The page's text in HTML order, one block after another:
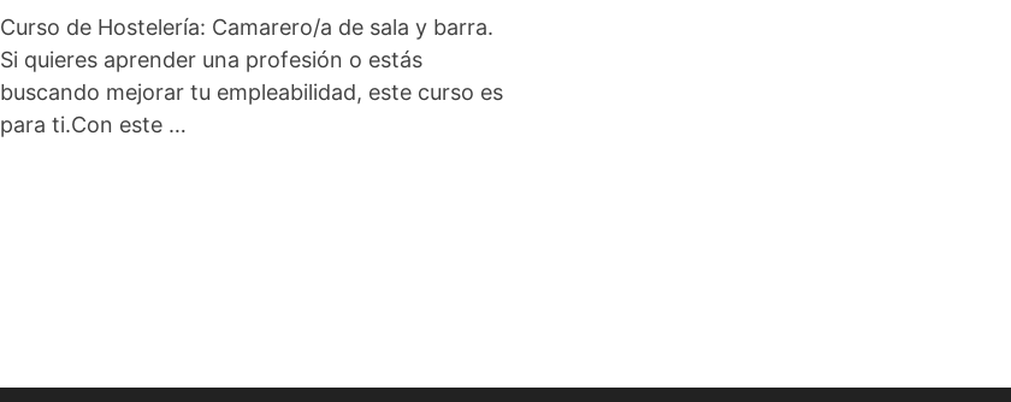
Curso de Hostelería: Camarero/a de sala y barra.
Si quieres aprender una profesión o estás
buscando mejorar tu empleabilidad, este curso es
para ti.Con este …